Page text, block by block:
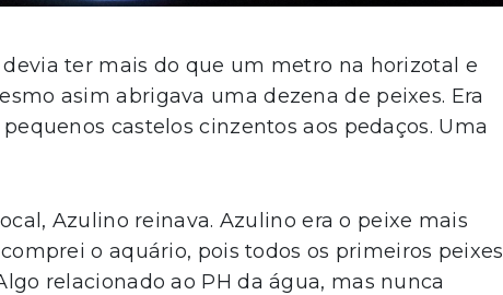
ter mais do que um metro na horizotal e
asim abrigava uma dezena de peixes. Era
castelos cinzentos aos pedaços. Uma
Azulino reinava. Azulino era o peixe mais
o aquário, pois todos os primeiros peixes
relacionado ao PH da água, mas nunca